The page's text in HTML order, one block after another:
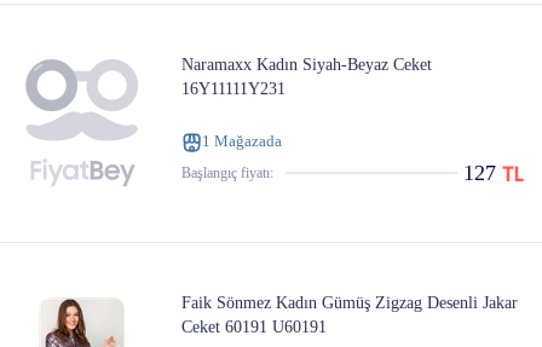
Naramaxx Kadın Siyah-Beyaz Ceket
16Y11111Y231
1 Mağazada
Başlangıç ​​fiyatı: 127
Faik Sönmez Kadın Gümüş Zigzag Desenli Jakar
Ceket 60191 U60191